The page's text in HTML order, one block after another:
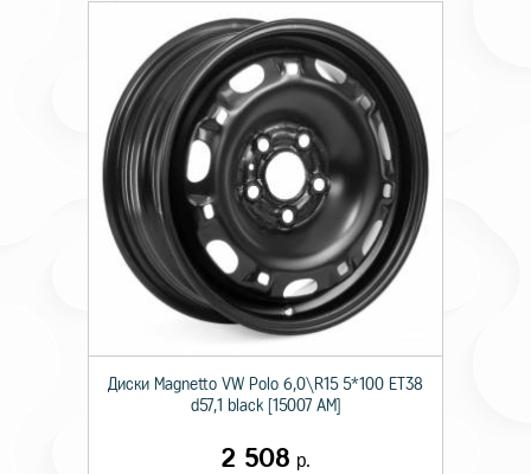
Диски Magnetto VW Polo 6,0\R15 5*100 ET38
d57,1 black [15007 AM]
2 508 р.